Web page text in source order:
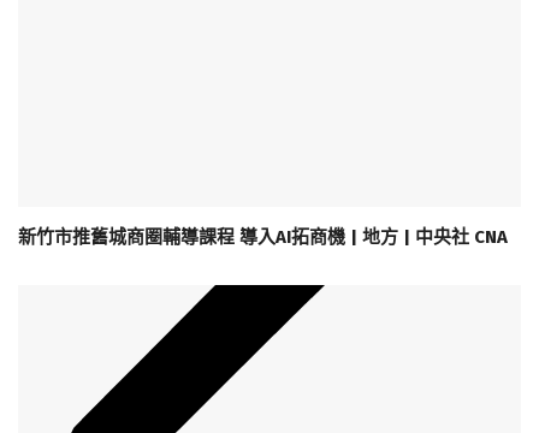
新竹市推舊城商圈輔導課程 導入AI拓商機 | 地方 | 中央社 CNA